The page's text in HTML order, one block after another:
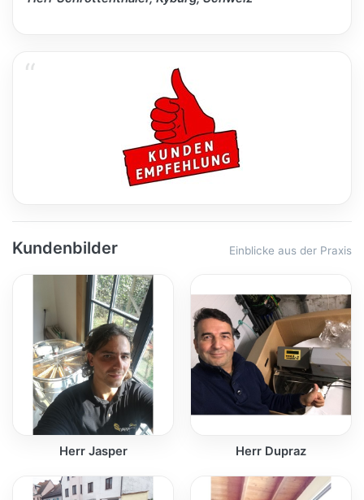
Kundenbilder Einblicke aus der Praxis
Herr Jasper Herr Dupraz